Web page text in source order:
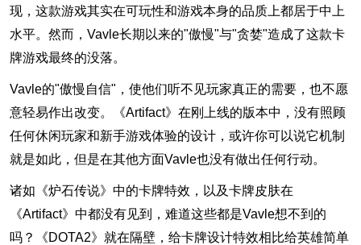
现，这款游戏其实在可玩性和游戏本身的品质上都居于中上
水平。然而，Vavle长期以来的"傲慢"与"贪婪"造成了这款卡
牌游戏最终的没落。
Vavle的"傲慢自信"，使他们听不见玩家真正的需要，也不愿
意轻易作出改变。《Artifact》在刚上线的版本中，没有照顾
任何休闲玩家和新手游戏体验的设计，或许你可以说它机制
就是如此，但是在其他方面Vavle也没有做出任何行动。
诸如《炉石传说》中的卡牌特效，以及卡牌皮肤在
《Artifact》中都没有见到，难道这些都是Vavle想不到的
吗？《DOTA2》就在隔壁，给卡牌设计特效相比给英雄简单